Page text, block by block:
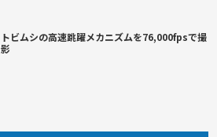
トビムシの高速跳躍メカニズムを76,000fpsで撮
影